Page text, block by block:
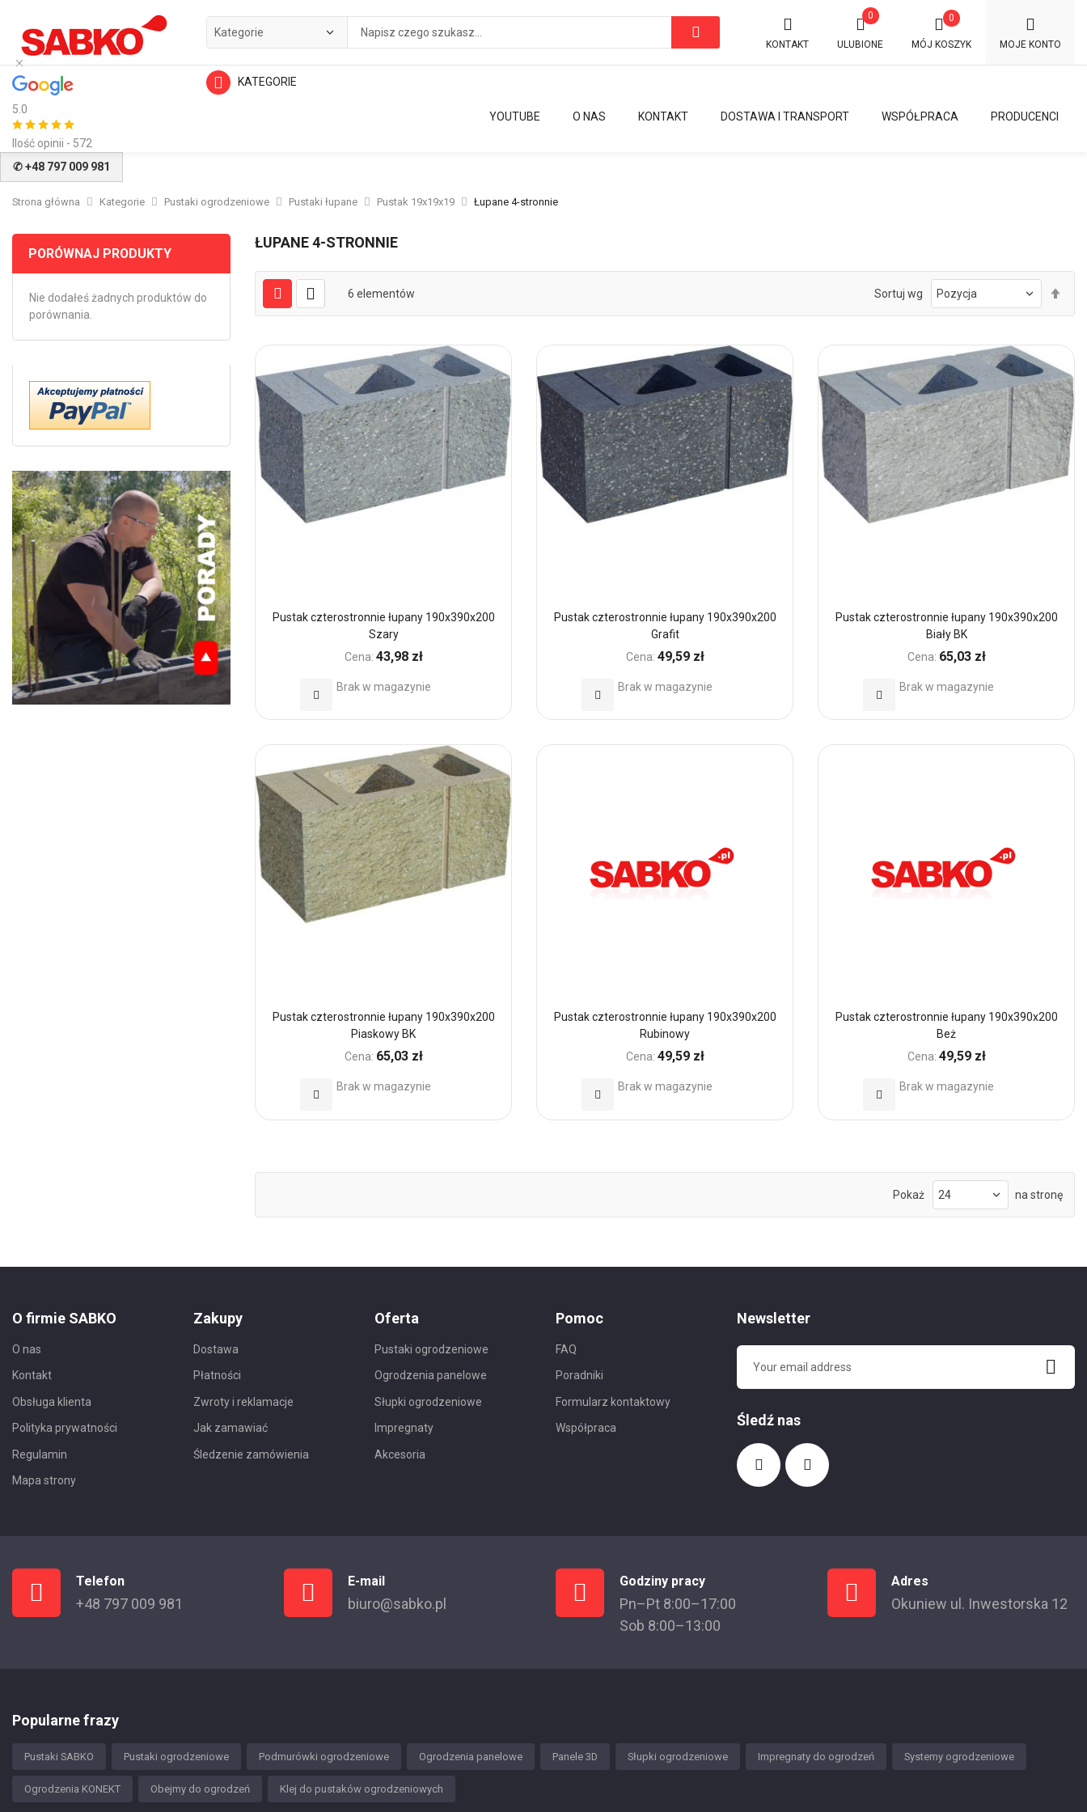
5.0
Ilość opinii - 572
KONTAKT
0
ULUBIONE MÓJ KOSZYK
0
MOJE KONTO
KATEGORIE
PRODUCENCI
WSPÓŁPRACA
DOSTAWA I TRANSPORT
KONTAKT
O NAS
YOUTUBE
✆ +48 797 009 981
Strona główna Kategorie Pustaki ogrodzeniowe Pustaki łupane Pustak 19x19x19 Łupane 4-stronnie
ŁUPANE 4-STRONNIE
6 elementów Sortuj wg
Pustak czterostronnie łupany 190x390x200
Szary
Cena: 43,98 zł
Brak w magazynie
Dodaj
Ulubionych
Pustak czterostronnie łupany 190x390x200
Grafit
Cena: 49,59 zł
Brak w magazynie
Dodaj
Pustak czterostronnie łupany 190x390x200
Biały BK
Cena: 65,03 zł
Brak w magazynie
Dodaj
Pustak czterostronnie łupany 190x390x200
Piaskowy BK
Cena: 65,03 zł
Brak w magazynie
Dodaj
Pustak czterostronnie łupany 190x390x200
Rubinowy
Cena: 49,59 zł
Brak w magazynie
Dodaj
Pustak czterostronnie łupany 190x390x200
Beż
Cena: 49,59 zł
Brak w magazynie
Dodaj
Pokaż na stronę
PORÓWNAJ PRODUKTY
Nie dodałeś żadnych produktów do
porównania.
O firmie SABKO
O nas
Kontakt
Obsługa klienta
Polityka prywatności
Regulamin
Mapa strony
Zakupy
Dostawa
Płatności
Zwroty i reklamacje
Jak zamawiać
Śledzenie zamówienia
Oferta
Pustaki ogrodzeniowe
Ogrodzenia panelowe
Słupki ogrodzeniowe
Impregnaty
Akcesoria
Pomoc
FAQ
Poradniki
Formularz kontaktowy
Współpraca
Newsletter
Śledź nas
Telefon
+48 797 009 981
E-mail
biuro@sabko.pl
Godziny pracy
Pn–Pt 8:00–17:00
Sob 8:00–13:00
Adres
Okuniew ul. Inwestorska 12
Popularne frazy
Pustaki SABKO Pustaki ogrodzeniowe Podmurówki ogrodzeniowe Ogrodzenia panelowe Panele 3D Słupki ogrodzeniowe Impregnaty do ogrodzeń Systemy ogrodzeniowe
Ogrodzenia KONEKT Obejmy do ogrodzeń Klej do pustaków ogrodzeniowych